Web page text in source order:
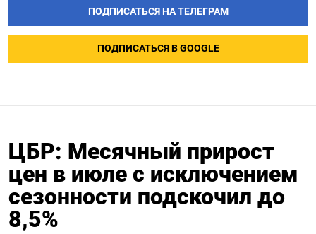
ПОДПИСАТЬСЯ НА ТЕЛЕГРАМ
ПОДПИСАТЬСЯ В GOOGLE
ЦБР: Месячный прирост
цен в июле с исключением
сезонности подскочил до
8,5%